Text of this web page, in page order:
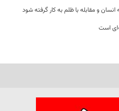
و مقابله با ظلم به کار گرفته شود
است